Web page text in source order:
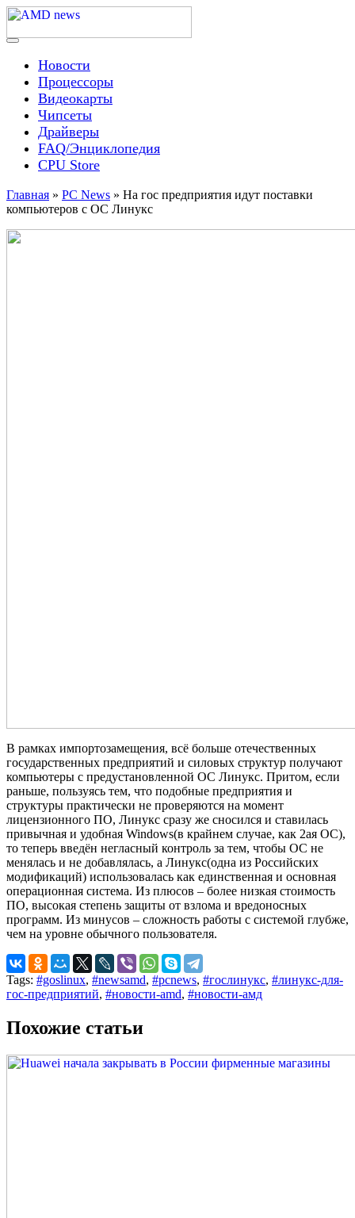
Skip
content
AMD news
Menu
Новости
Процессоры
Видеокарты
Чипсеты
Драйверы
FAQ/Энциклопедия
CPU Store
Главная » PC News » На гос предприятия идут поставки
компьютеров с ОС Линукс
В рамках импортозамещения, всё больше отечественных
государственных предприятий и силовых структур получают
компьютеры с предустановленной ОС Линукс. Притом, если
раньше, пользуясь тем, что подобные предприятия и
структуры практически не проверяются на момент
лицензионного ПО, Линукс сразу же сносился и ставилась
привычная и удобная Windows(в крайнем случае, как 2ая ОС),
то теперь введён негласный контроль за тем, чтобы ОС не
менялась и не добавлялась, а Линукс(одна из Российских
модификаций) использовалась как единственная и основная
операционная система. Из плюсов – более низкая стоимость
ПО, высокая степень защиты от взлома и вредоносных
программ. Из минусов – сложность работы с системой глубже,
чем на уровне обычного пользователя.
Tags: #goslinux, #newsamd, #pcnews, #гослинукс, #линукс-для-
гос-предприятий, #новости-amd, #новости-амд
Похожие статьи